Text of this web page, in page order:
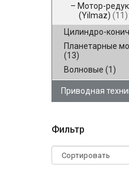
Мотор-
(Yilmaz) (11)
Цилиндро-
Планетарные
(13)
Волновые (1)
Приводная
Фильтр